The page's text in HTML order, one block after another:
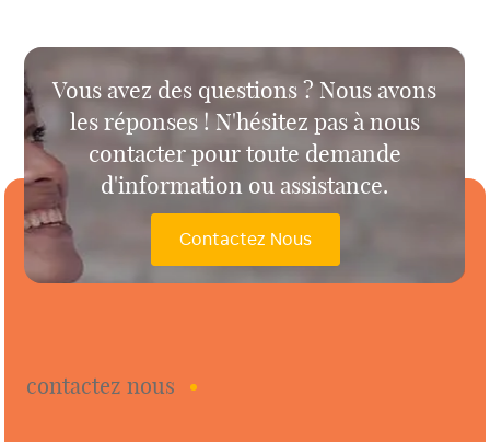
articles
Vous avez des questions ? Nous avons
les réponses ! N'hésitez pas à nous
contacter pour toute demande
d'information ou assistance.
Contactez Nous
contactez nous